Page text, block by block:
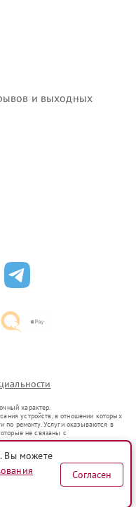
и выходных
характер.
устройств, в отношении которых
по ремонту. Услуги оказываются в
не связаны с
представителями.
гражданский оборот в соответствии
услуг или введения
о предоставляемых услугах по
офертой, определяемой
Вы можете
Согласен